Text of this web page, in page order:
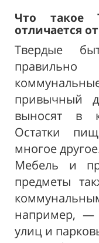
Что такое
отличается от
Твердые
правильно
привычный
выносят в
Остатки
многое
Мебель и
предметы
например, —
улиц и